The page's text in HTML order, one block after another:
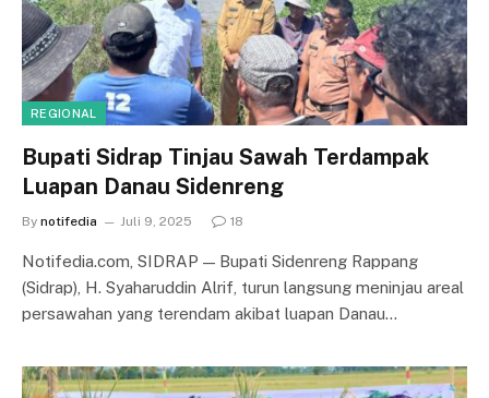
REGIONAL
Bupati Sidrap Tinjau Sawah Terdampak
Luapan Danau Sidenreng
By notifedia Juli 9, 2025 18
Notifedia.com, SIDRAP — Bupati Sidenreng Rappang
(Sidrap), H. Syaharuddin Alrif, turun langsung meninjau areal
persawahan yang terendam akibat luapan Danau…